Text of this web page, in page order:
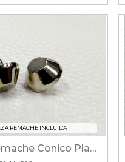
REMACHE INCLUIDA
Aplique Remache Conico Plano 10